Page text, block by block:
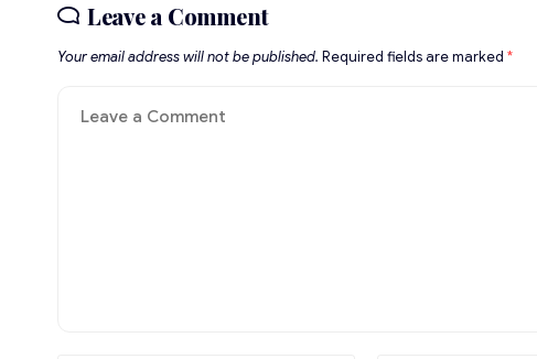
Leave a Comment
Your email address will not be published. Required fields are marked *